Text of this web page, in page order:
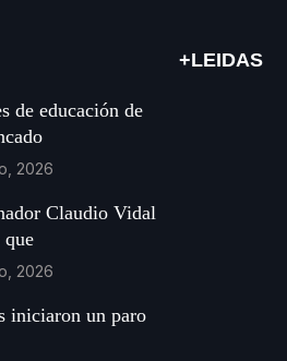
de educación de
2026
Claudio Vidal
2026
iniciaron un paro
+LEIDAS